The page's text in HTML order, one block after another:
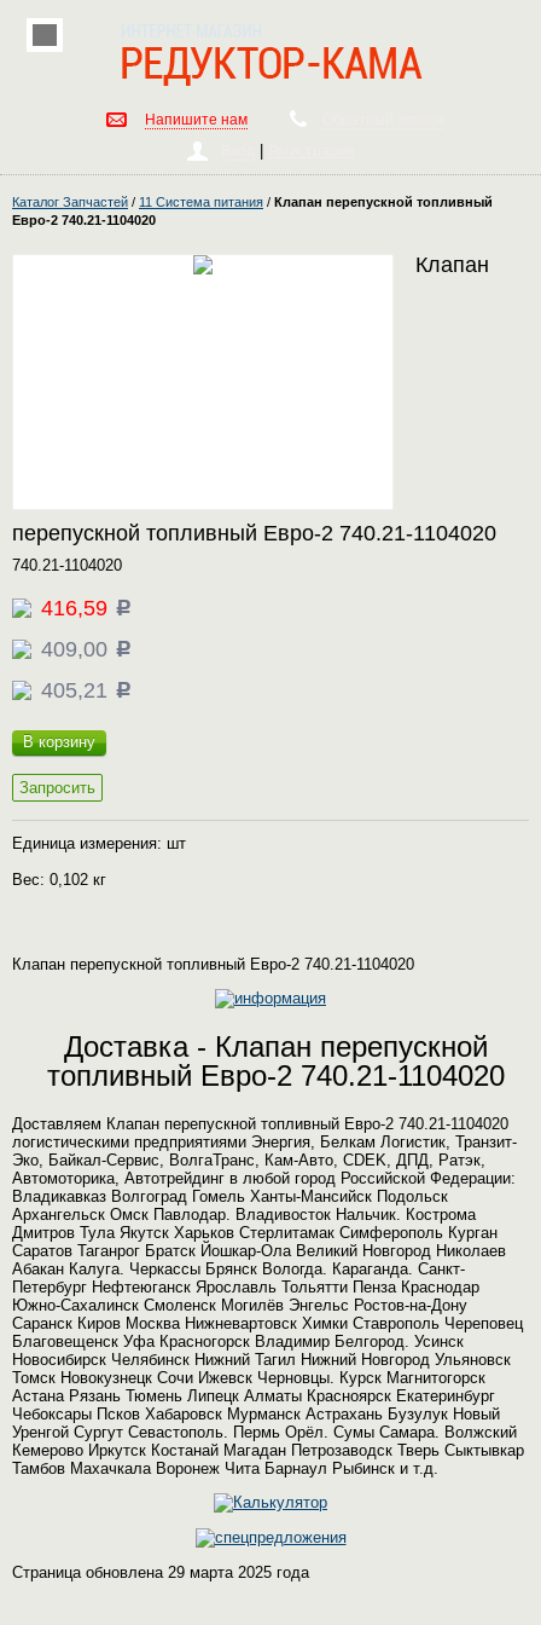
Напишите нам
Каталог Запчастей / 11 Система питания / Клапан перепускной топливный
Евро-2 740.21-1104020
Клапан
перепускной топливный Евро-2 740.21-1104020
740.21-1104020
416,59 c
409,00 c
405,21 c
В корзину
Запросить
Единица измерения: шт
Вес: 0,102 кг
Клапан перепускной топливный Евро-2 740.21-1104020
Доставка - Клапан перепускной
топливный Евро-2 740.21-1104020
Доставляем Клапан перепускной топливный Евро-2 740.21-1104020
логистическими предприятиями Энергия, Белкам Логистик, Транзит-
Эко, Байкал-Сервис, ВолгаТранс, Кам-Авто, CDEK, ДПД, Ратэк,
Автомоторика, Автотрейдинг в любой город Российской Федерации:
Владикавказ Волгоград Гомель Ханты-Мансийск Подольск
Архангельск Омск Павлодар. Владивосток Нальчик. Кострома
Дмитров Тула Якутск Харьков Стерлитамак Симферополь Курган
Саратов Таганрог Братск Йошкар-Ола Великий Новгород Николаев
Абакан Калуга. Черкассы Брянск Вологда. Караганда. Санкт-
Петербург Нефтеюганск Ярославль Тольятти Пенза Краснодар
Южно-Сахалинск Смоленск Могилёв Энгельс Ростов-на-Дону
Саранск Киров Москва Нижневартовск Химки Ставрополь Череповец
Благовещенск Уфа Красногорск Владимир Белгород. Усинск
Новосибирск Челябинск Нижний Тагил Нижний Новгород Ульяновск
Томск Новокузнецк Сочи Ижевск Черновцы. Курск Магнитогорск
Астана Рязань Тюмень Липецк Алматы Красноярск Екатеринбург
Чебоксары Псков Хабаровск Мурманск Астрахань Бузулук Новый
Уренгой Сургут Севастополь. Пермь Орёл. Сумы Самара. Волжский
Кемерово Иркутск Костанай Магадан Петрозаводск Тверь Сыктывкар
Тамбов Махачкала Воронеж Чита Барнаул Рыбинск и т.д.
Страница обновлена 29 марта 2025 года